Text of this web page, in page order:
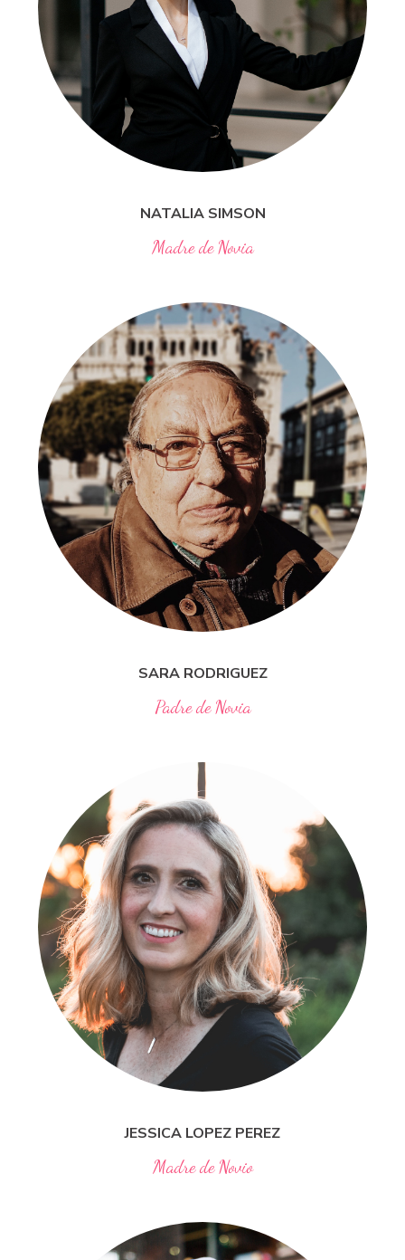
NATALIASIMSON
Madre de Novia
SARARODRIGUEZ
Padre de Novia
JESSICA LOPEZ PEREZ
Madre de Novio